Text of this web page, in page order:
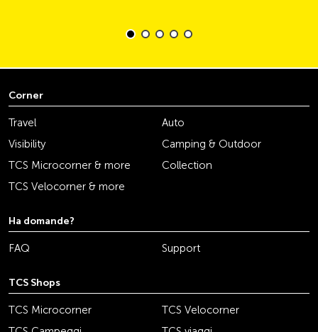
Corner
Travel
Auto
Visibility
Camping & Outdoor
TCS Microcorner & more
Collection
TCS Velocorner & more
Ha domande?
FAQ Support
TCS Shops
TCS Microcorner
TCS Velocorner